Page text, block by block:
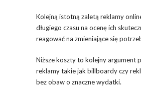
Kolejną istotną zaletą reklamy
długiego czasu na ocenę ich
reagować na zmieniające się
Niższe koszty to kolejny argument
reklamy takie jak billboardy czy
bez obaw o znaczne wydatki.